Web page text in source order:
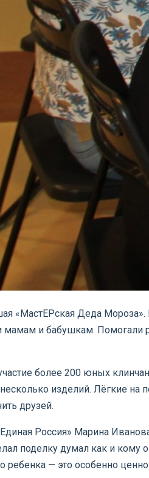
«МастЕРская Деда
мамам и бабушкам. Помогали
более 200 юных
изделий. Лёгкие
друзей.
Россия» Марина
поделку думал как и кому
ребенка — это особенно